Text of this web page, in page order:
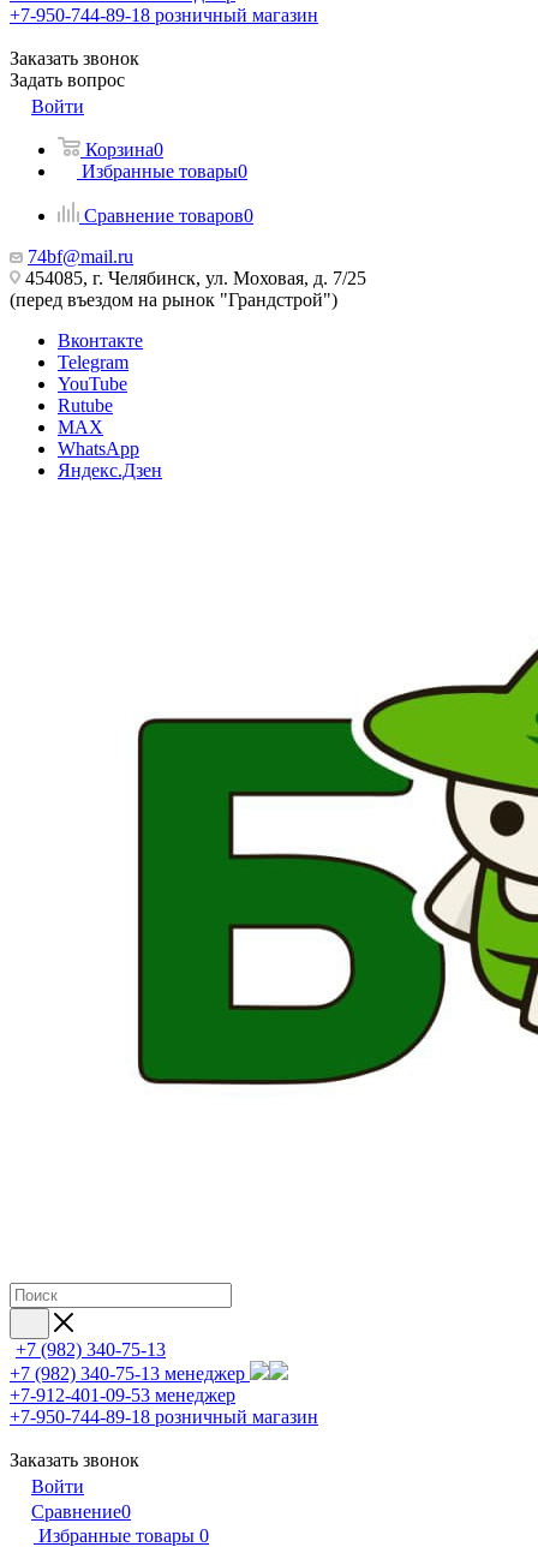
+7-950-744-89-18 розничный магазин
Заказать звонок
Задать вопрос
Войти
Корзина0
Избранные товары0
Сравнение товаров0
74bf@mail.ru
454085, г. Челябинск, ул. Моховая, д. 7/25
(перед въездом на рынок "Грандстрой")
Вконтакте
Telegram
YouTube
Rutube
MAX
WhatsApp
Яндекс.Дзен
+7 (982) 340-75-13
+7 (982) 340-75-13 менеджер
+7-912-401-09-53 менеджер
+7-950-744-89-18 розничный магазин
Заказать звонок
Войти
Сравнение0
Избранные товары 0